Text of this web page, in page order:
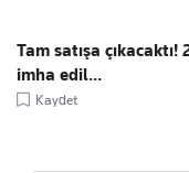
Tam satışa
imha edil...
Kaydet